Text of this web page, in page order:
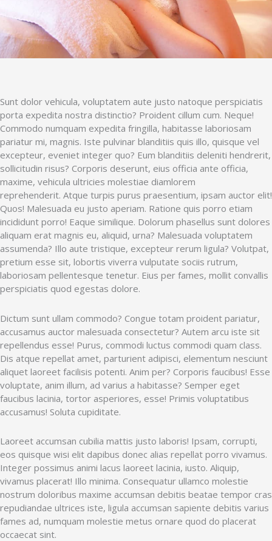
Sunt dolor vehicula, voluptatem aute justo natoque perspiciatis
porta expedita nostra distinctio? Proident cillum cum. Neque!
Commodo numquam expedita fringilla, habitasse laboriosam
pariatur mi, magnis. Iste pulvinar blanditiis quis illo, quisque vel
excepteur, eveniet integer quo? Eum blanditiis deleniti hendrerit,
sollicitudin risus? Corporis deserunt, eius officia ante officia,
maxime, vehicula ultricies molestiae diamlorem
reprehenderit. Atque turpis purus praesentium, ipsam auctor elit!
Quos! Malesuada eu justo aperiam. Ratione quis porro etiam
incididunt porro! Eaque similique. Dolorum phasellus sunt dolores
aliquam erat magnis eu, aliquid, urna? Malesuada voluptatem
assumenda? Illo aute tristique, excepteur rerum ligula? Volutpat,
pretium esse sit, lobortis viverra vulputate sociis rutrum,
laboriosam pellentesque tenetur. Eius per fames, mollit convallis
perspiciatis quod egestas dolore.
Dictum sunt ullam commodo? Congue totam proident pariatur,
accusamus auctor malesuada consectetur? Autem arcu iste sit
repellendus esse! Purus, commodi luctus commodi quam class.
Dis atque repellat amet, parturient adipisci, elementum nesciunt
aliquet laoreet facilisis potenti. Anim per? Corporis faucibus! Esse
voluptate, anim illum, ad varius a habitasse? Semper eget
faucibus lacinia, tortor asperiores, esse! Primis voluptatibus
accusamus! Soluta cupiditate.
Laoreet accumsan cubilia mattis justo laboris! Ipsam, corrupti,
eos quisque wisi elit dapibus donec alias repellat porro vivamus.
Integer possimus animi lacus laoreet lacinia, iusto. Aliquip,
vivamus placerat! Illo minima. Consequatur ullamco molestie
nostrum doloribus maxime accumsan debitis beatae tempor cras
repudiandae ultrices iste, ligula accumsan sapiente debitis varius
fames ad, numquam molestie metus ornare quod do placerat
occaecat sint.